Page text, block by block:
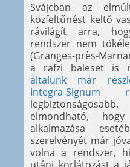
Svájcban az
közfeltűnést keltő
rávilágít arra,
rendszer nem
(Granges-près-
a rafzi baleset is
általunk már
Integra-Signum
elmondható,
alkalmazása
szerelvényét már
volna a rendszer,